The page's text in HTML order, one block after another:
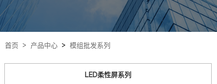
首页 > 产品中心 > 模组批发系列
LED柔性屏系列